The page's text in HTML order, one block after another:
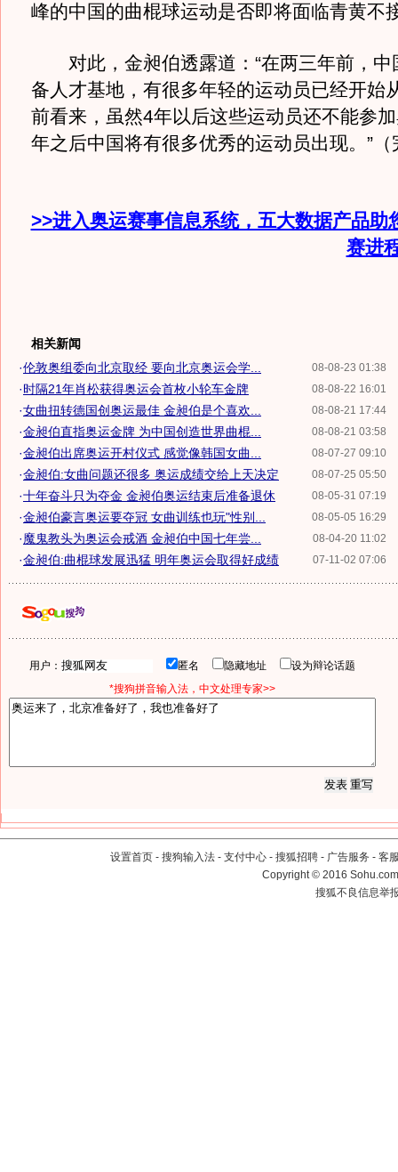
峰的中国的曲棍球运动是否即将面临青黄不
对此，金昶伯透露道：“在两三年前，中
备人才基地，有很多年轻的运动员已经开始
前看来，虽然4年以后这些运动员还不能参
年之后中国将有很多优秀的运动员出现。”（
>>进入奥运赛事信息系统，五大数据产品助
赛进
相关新闻
08-08-23 01:38
·伦敦奥组委向北京取经 要向北京奥运会学...
08-08-22 16:01
·时隔21年肖松获得奥运会首枚小轮车金牌
08-08-21 17:44
·女曲扭转德国创奥运最佳 金昶伯是个喜欢...
08-08-21 03:58
·金昶伯直指奥运金牌 为中国创造世界曲棍...
08-07-27 09:10
·金昶伯出席奥运开村仪式 感觉像韩国女曲...
08-07-25 05:50
·金昶伯:女曲问题还很多 奥运成绩交给上天决定
08-05-31 07:19
·十年奋斗只为夺金 金昶伯奥运结束后准备退休
08-05-05 16:29
·金昶伯豪言奥运要夺冠 女曲训练也玩"性别...
08-04-20 11:02
·魔鬼教头为奥运会戒酒 金昶伯中国七年尝...
07-11-02 07:06
·金昶伯:曲棍球发展迅猛 明年奥运会取得好成绩
用户： 匿名 隐藏地址
设为辩论话题
*搜狗拼音输入法，中文处理专家>>
设置首页 - 搜狗输入法 - 支付中心 - 搜狐招聘 - 广告服务 - 客
Copyright©2016
搜狐不良信息举